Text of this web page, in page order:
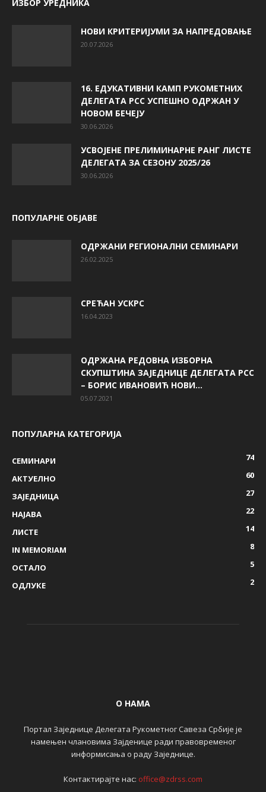
ИЗБОР УРЕДНИКА
НОВИ КРИТЕРИЈУМИ ЗА НАПРЕДОВАЊЕ
20.07.2026
16. ЕДУКАТИВНИ КАМП РУКОМЕТНИХ
ДЕЛЕГАТА РСС УСПЕШНО ОДРЖАН У
НОВОМ БЕЧЕЈУ
30.06.2026
УСВОЈЕНЕ ПРЕЛИМИНАРНЕ РАНГ ЛИСТЕ
ДЕЛЕГАТА ЗА СЕЗОНУ 2025/26
30.06.2026
ПОПУЛАРНЕ ОБЈАВЕ
ОДРЖАНИ РЕГИОНАЛНИ СЕМИНАРИ
26.02.2025
СРЕЋАН УСКРС
16.04.2023
ОДРЖАНА РЕДОВНА ИЗБОРНА
СКУПШТИНА ЗАЈЕДНИЦЕ ДЕЛЕГАТА РСС
– БОРИС ИВАНОВИЋ НОВИ...
05.07.2021
ПОПУЛАРНА КАТЕГОРИЈА
СЕМИНАРИ
74
AКТУЕЛНО
60
ЗАЈЕДНИЦА
27
НАЈАВА
22
ЛИСТЕ
14
IN MEMORIAM
8
ОСТАЛО
5
ОДЛУКЕ
2
О НАМА
Портал Заједнице Делегата Рукометног Савеза Србије је
намењен члановима Зајденице ради правовременог
информисања о раду Заједнице.
Контактирајте нас: office@zdrss.com